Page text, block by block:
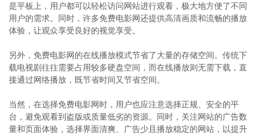
是平板上，用户都可以轻松访问网站进行观看，极大地方便了不同
用户的需求。同时，许多免费电影网还提供高清画质和流畅的播放
体验，让观众享受良好的视觉享受。
另外，免费电影网的在线播放模式节省了大量的存储空间。传统下
载电视剧往往需要占用较多硬盘空间，而在线播放则无需下载，直
接通过网络播放，既节省时间又节省空间。
当然，在选择免费电影网时，用户也应注意选择正规、安全的平
台，避免观看到盗版或质量低劣的资源。同时，关注网站的广告数
量和页面体验，选择界面清爽、广告少且播放稳定的网站，以提升